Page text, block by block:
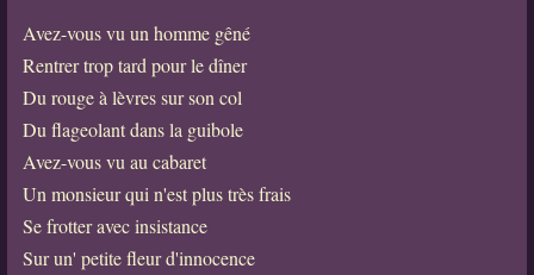
Avez-vous vu un homme gêné
Rentrer trop tard pour le dîner
Du rouge à lèvres sur son col
Du flageolant dans la guibole
Avez-vous vu au cabaret
Un monsieur qui n'est plus très frais
Se frotter avec insistance
Sur un' petite fleur d'innocence